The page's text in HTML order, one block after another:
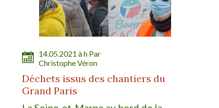
14.05.2021 à h Par
Christophe Véron
Déchets issus des chantiers du
Grand Paris